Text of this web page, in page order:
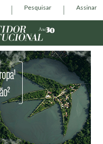
Pesquisar Assinar